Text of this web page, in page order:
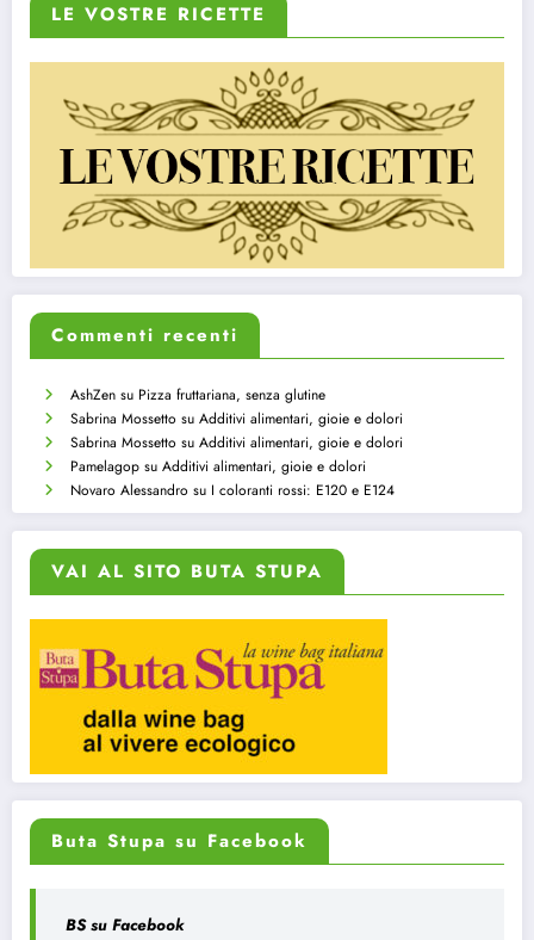
LE VOSTRE RICETTE
Commenti recenti
AshZen su Pizza fruttariana, senza glutine
Sabrina Mossetto su Additivi alimentari, gioie e dolori
Sabrina Mossetto su Additivi alimentari, gioie e dolori
Pamelagop su Additivi alimentari, gioie e dolori
Novaro Alessandro su I coloranti rossi: E120 e E124
VAI AL SITO BUTA STUPA
Buta Stupa su Facebook
BS su Facebook